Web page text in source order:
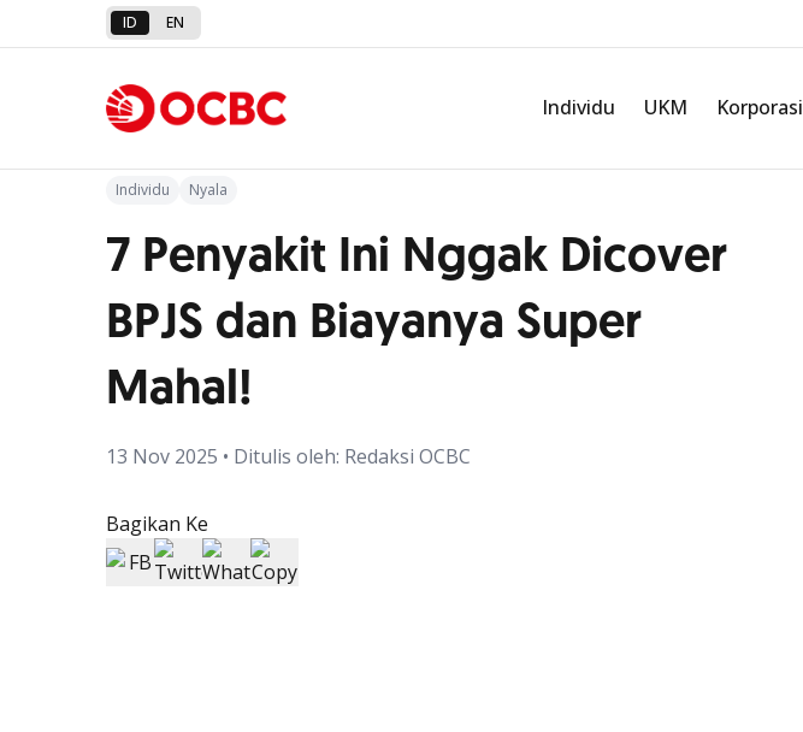
ID EN
Individu UKM Korporasi
Kembali ke Artikel
Individu Nyala
7 Penyakit Ini Nggak Dicover
BPJS dan Biayanya Super
Mahal!
13 Nov 2025 • Ditulis oleh: Redaksi OCBC
Bagikan Ke